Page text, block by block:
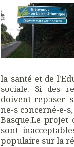
la santé et de
sociale. Si des
doivent reposer
ne-s concerné-e-
Basque.Le projet
sont
populaire sur la